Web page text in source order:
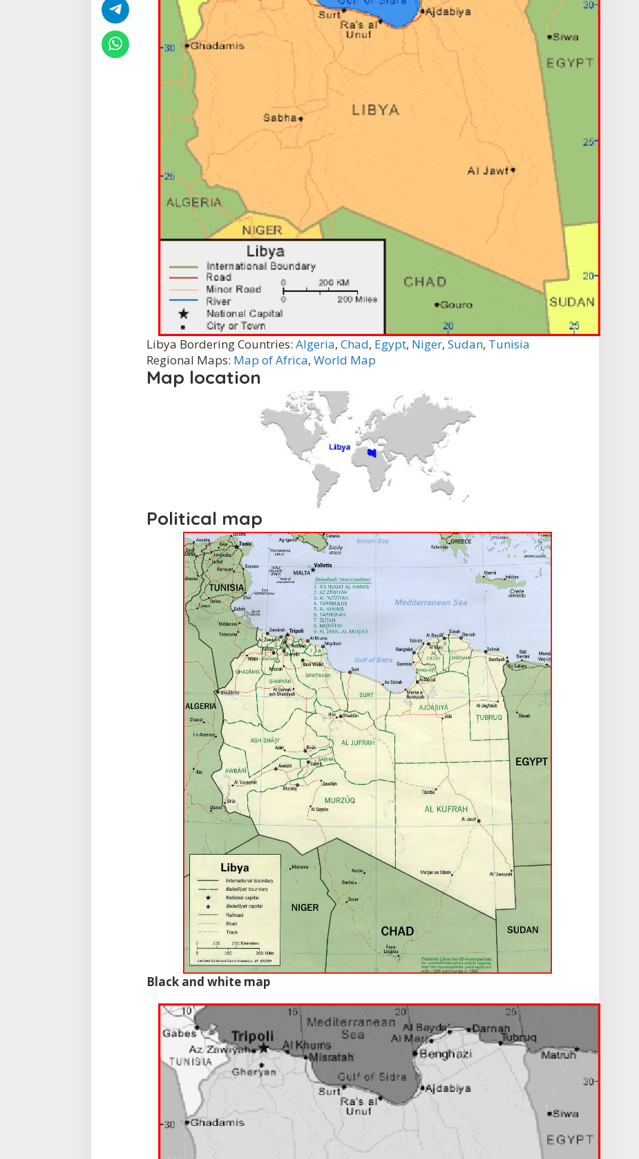
Libya Bordering Countries: Algeria, Chad, Egypt, Niger, Sudan, Tunisia
Regional Maps: Map of Africa, World Map
Map location
Political map
Black and white map